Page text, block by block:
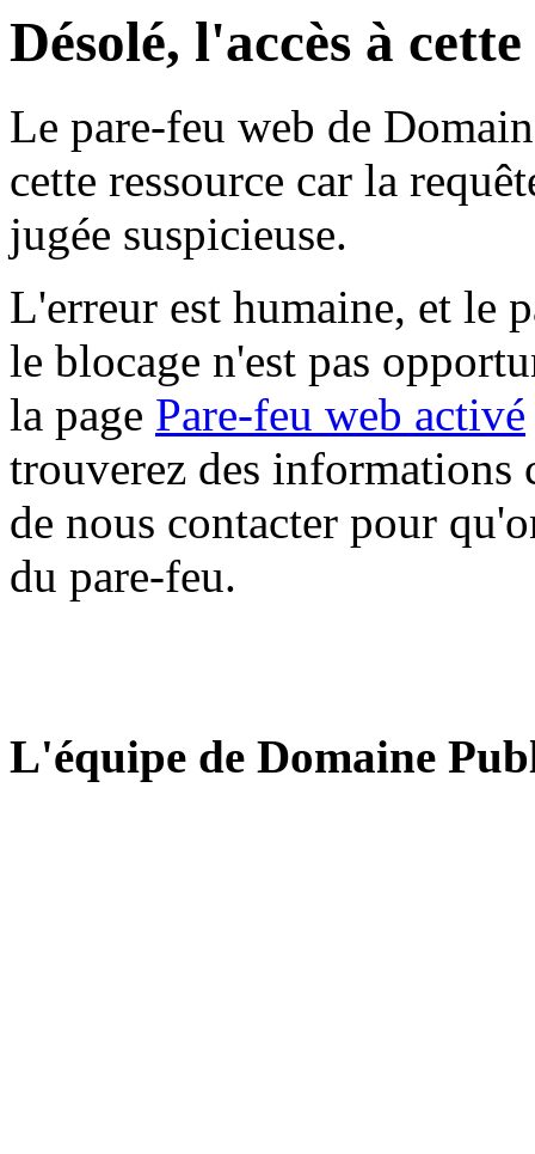
Désolé, l'accès à
Le pare-feu web de
cette ressource car la
jugée suspicieuse.
L'erreur est humaine, et le
le blocage n'est pas
la page Pare-feu web activé
trouverez des informations
de nous contacter pour
du pare-feu.
L'équipe de Domaine